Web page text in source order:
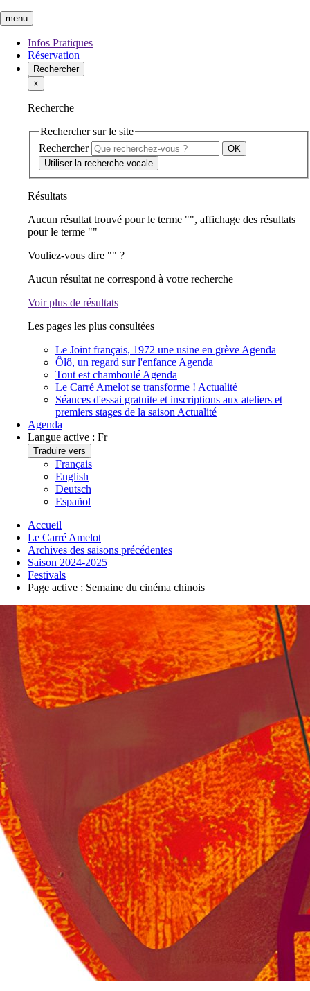
menu
Infos Pratiques
Réservation
Rechercher
×
Recherche
Rechercher sur le site
Rechercher
Utiliser la recherche vocale
Résultats
Aucun résultat trouvé pour le terme "", affichage des résultats
pour le terme ""
Vouliez-vous dire "" ?
Aucun résultat ne correspond à votre recherche
Voir plus de résultats
Les pages les plus consultées
Le Joint français, 1972 une usine en grève Agenda
Ôlô, un regard sur l'enfance Agenda
Tout est chamboulé Agenda
Le Carré Amelot se transforme ! Actualité
Séances d'essai gratuite et inscriptions aux ateliers et
premiers stages de la saison Actualité
Agenda
Langue active : Fr
Traduire vers
Français
English
Deutsch
Español
Accueil
Le Carré Amelot
Archives des saisons précédentes
Saison 2024-2025
Festivals
Page active : Semaine du cinéma chinois